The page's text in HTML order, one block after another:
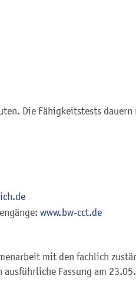
Die Fähigkeitstests
www.bw-cct.de
mit den fachlich
ausführliche Fassung am